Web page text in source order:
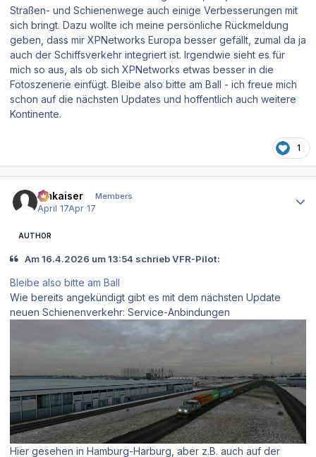
Straßen- und Schienenwege auch einige Verbesserungen mit
sich bringt. Dazu wollte ich meine persönliche Rückmeldung
geben, dass mir XPNetworks Europa besser gefällt, zumal da ja
auch der Schiffsverkehr integriert ist. Irgendwie sieht es für
mich so aus, als ob sich XPNetworks etwas besser in die
Fotoszenerie einfügt. Bleibe also bitte am Ball - ich freue mich
schon auf die nächsten Updates und hoffentlich auch weitere
Kontinente.
1
hmkaiser Members
April 17Apr 17
AUTHOR
Am 16.4.2026 um 13:54 schrieb VFR-Pilot:
Bleibe also bitte am Ball
Wie bereits angekündigt gibt es mit dem nächsten Update
neuen Schienenverkehr: Service-Anbindungen
Hier gesehen in Hamburg-Harburg, aber z.B. auch auf der